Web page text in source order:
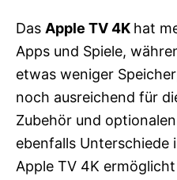
Das Apple TV 4K hat
Apps und Spiele,
etwas weniger
noch ausreichend für
Zubehör und
ebenfalls Unterschiede
Apple TV 4K